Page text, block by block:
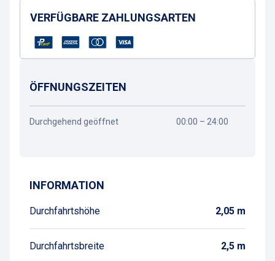
VERFÜGBARE ZAHLUNGSARTEN
ÖFFNUNGSZEITEN
Durchgehend geöffnet 00:00 – 24:00
INFORMATION
Durchfahrtshöhe 2,05 m
Durchfahrtsbreite 2,5 m